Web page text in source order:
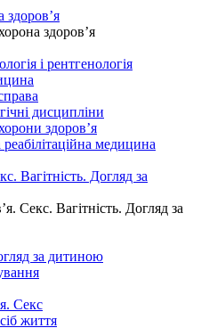
здоров’я
і рентгенологія
дисципліни
здоров’я
медицина
Вагітність. Догляд за
Секс. Вагітність. Догляд за
за дитиною
Секс
життя